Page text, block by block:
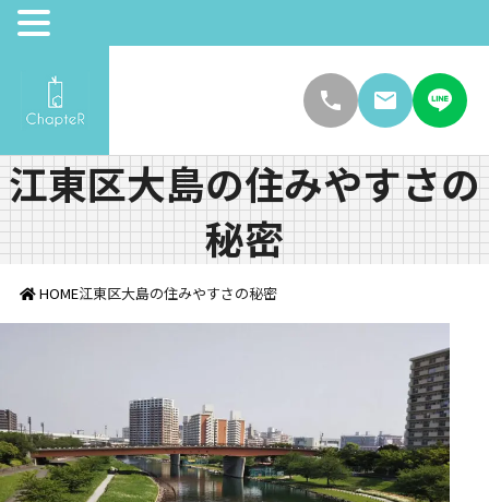
江東区大島の住みやすさの
秘密
HOME江東区大島の住みやすさの秘密